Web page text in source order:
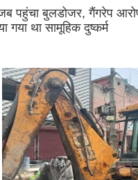
पहुंचा बुलडोजर, गैंगरेप
गया था सामूहिक दुष्कर्म